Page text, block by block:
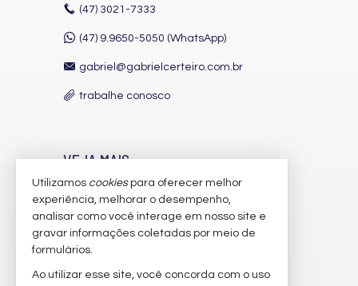
(47) 3021-7333
(47) 9.9650-5050 (WhatsApp)
gabriel@gabrielcerteiro.com.br
trabalhe conosco
VEJA MAIS
receba nosso newsletter
indicadores financeiros
imóveis favoritos
Utilizamos cookiespara oferecer melhor
experiência, melhorar o desempenho,
analisar como você interage em nosso site e
gravar informações coletadas por meio de
formulários.
Ao utilizar esse site, você concorda com o uso